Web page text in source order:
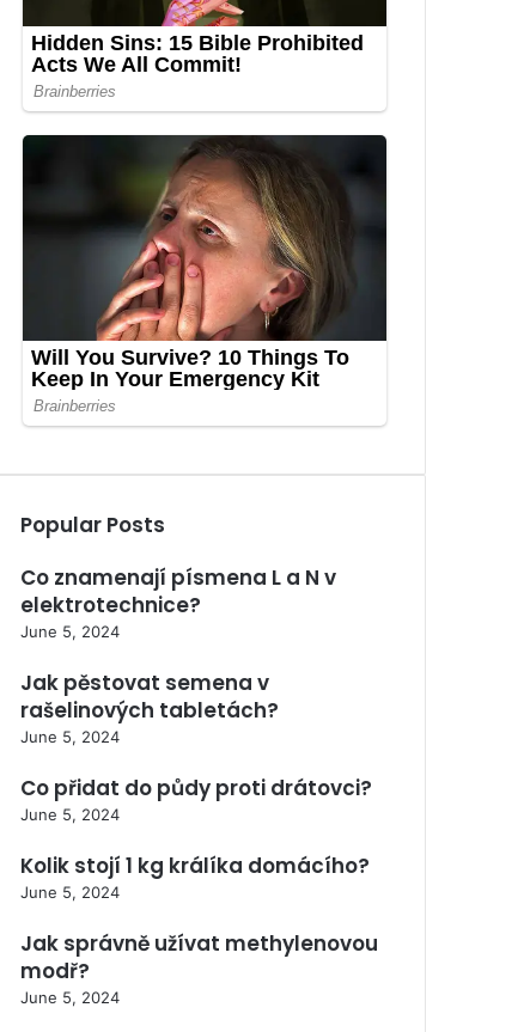
Popular Posts
Co znamenají písmena L a N v
elektrotechnice?
June 5, 2024
Jak pěstovat semena v
rašelinových tabletách?
June 5, 2024
Co přidat do půdy proti drátovci?
June 5, 2024
Kolik stojí 1 kg králíka domácího?
June 5, 2024
Jak správně užívat methylenovou
modř?
June 5, 2024